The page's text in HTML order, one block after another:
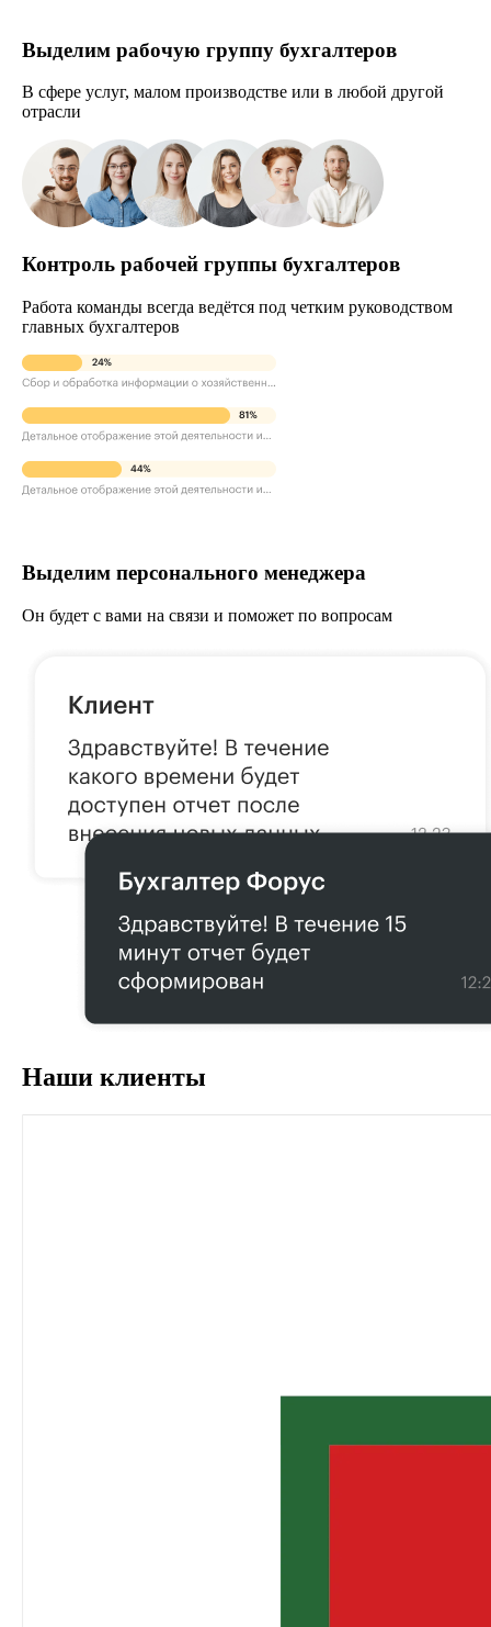
Выделим рабочую группу бухгалтеров
В сфере услуг, малом производстве или в любой другой
отрасли
Контроль рабочей группы бухгалтеров
Работа команды всегда ведётся под четким руководством
главных бухгалтеров
Выделим персонального менеджера
Он будет с вами на связи и поможет по вопросам
Наши клиенты